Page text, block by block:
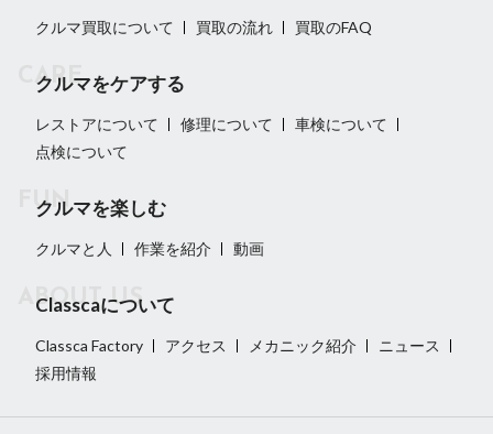
クルマ買取について 買取の流れ 買取のFAQ
クルマをケアする
レストアについて 修理について
車検について
点検について
クルマを楽しむ
クルマと人 作業を紹介 動画
Classcaについて
Classca Factory アクセス メカニック紹介
ニュース
採用情報